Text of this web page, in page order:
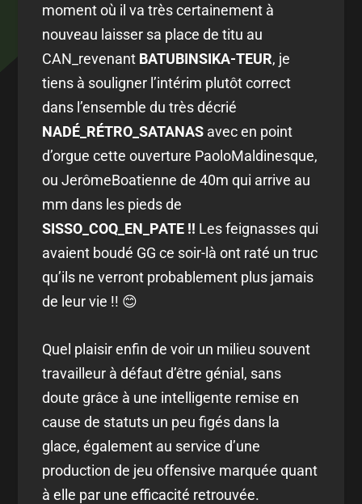
moment où il va très certainement à
nouveau laisser sa place de titu au
CAN_revenant BATUBINSIKA-TEUR, je
tiens à souligner l’intérim plutôt correct
dans l’ensemble du très décrié
NADÉ_RÉTRO_SATANAS avec en point
d’orgue cette ouverture PaoloMaldinesque,
ou JerômeBoatienne de 40m qui arrive au
mm dans les pieds de
SISSO_COQ_EN_PATE !! Les feignasses qui
avaient boudé GG ce soir-là ont raté un truc
qu’ils ne verront probablement plus jamais
de leur vie !! 😊
Quel plaisir enfin de voir un milieu souvent
travailleur à défaut d’être génial, sans
doute grâce à une intelligente remise en
cause de statuts un peu figés dans la
glace, également au service d’une
production de jeu offensive marquée quant
à elle par une efficacité retrouvée.